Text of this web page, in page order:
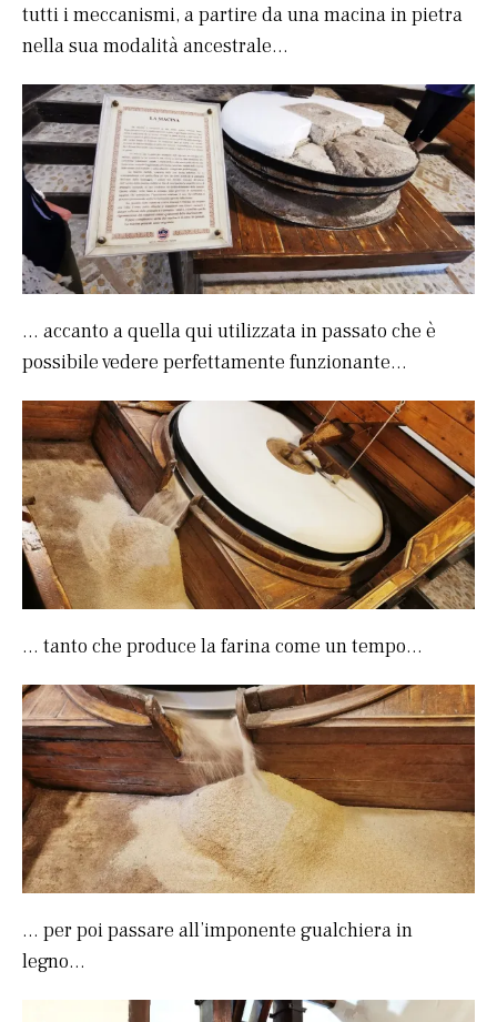
tutti i meccanismi, a partire da una macina in pietra
nella sua modalità ancestrale…
… accanto a quella qui utilizzata in passato che è
possibile vedere perfettamente funzionante…
… tanto che produce la farina come un tempo…
… per poi passare all’imponente gualchiera in
legno…